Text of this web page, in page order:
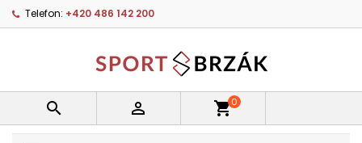
Telefon: +420 486 142 200
  shopping_cart0